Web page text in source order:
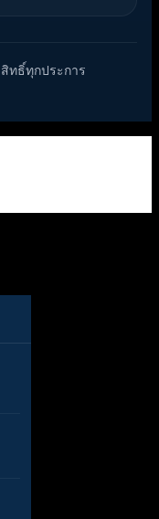
ทธิ์ทุกประการ